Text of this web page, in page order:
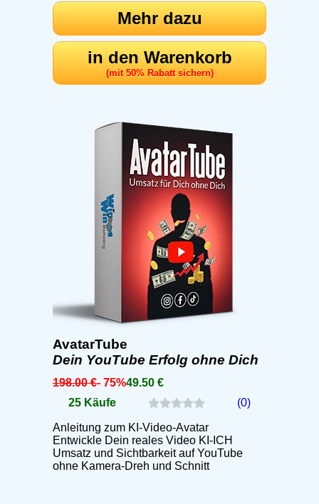
Mehr dazu
in den Warenkorb
(mit 50% Rabatt sichern)
AvatarTube
Dein YouTube Erfolg ohne Dich
198.00 €- 75%49.50 €
25 Käufe
(0)
Anleitung zum KI-Video-Avatar
Entwickle Dein reales Video KI-ICH
Umsatz und Sichtbarkeit auf YouTube
ohne Kamera-Dreh und Schnitt